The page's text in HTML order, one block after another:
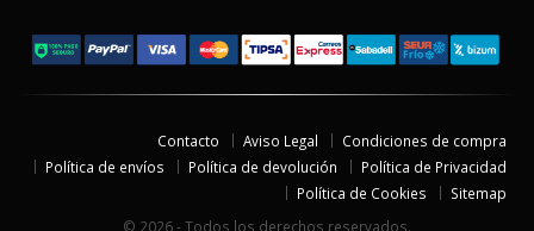
Contacto Aviso Legal
Condiciones de compra
Política de envíos
Política de devolución
Política de Privacidad
Política de Cookies
Sitemap
© 2026 - Todos los derechos reservados.